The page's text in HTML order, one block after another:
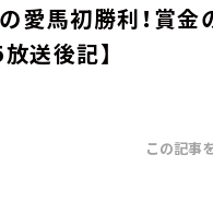
愛馬初勝利！賞金
送後記】
この記事